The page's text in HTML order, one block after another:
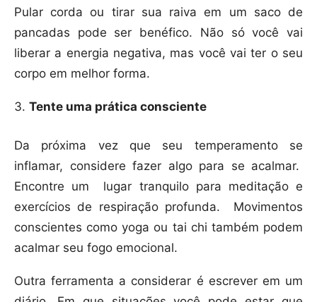
Pular corda ou tirar sua raiva em um saco de
pancadas pode ser benéfico. Não só você vai
liberar a energia negativa, mas você vai ter o seu
corpo em melhor forma.
Tente uma prática consciente
Da próxima vez que seu temperamento se
inflamar, considere fazer algo para se acalmar.
Encontre um lugar tranquilo para meditação e
exercícios de respiração profunda. Movimentos
conscientes como yoga ou tai chi também podem
acalmar seu fogo emocional.
Outra ferramenta a considerar é escrever em um